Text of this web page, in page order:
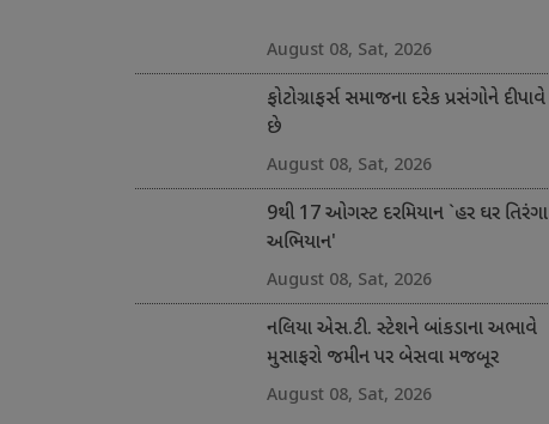
August 08, Sat, 2026
ફોટોગ્રાફર્સ સમાજના દરેક પ્રસંગોને દીપાવે
છે
August 08, Sat, 2026
9થી 17 ઓગસ્ટ દરમિયાન `હર ઘર તિરંગા
અભિયાન'
August 08, Sat, 2026
નલિયા એસ.ટી. સ્ટેશને બાંકડાના અભાવે
મુસાફરો જમીન પર બેસવા મજબૂર
August 08, Sat, 2026